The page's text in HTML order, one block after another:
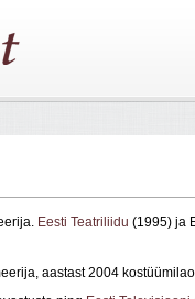
Eesti Teatriliidu (1995) ja
aastast 2004